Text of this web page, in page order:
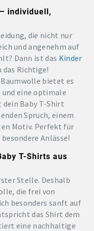
individuell,
die nicht nur
und angenehm auf
Dann ist das Kinder
das Richtige!
bietet es
eine optimale
dein Baby T-Shirt
Spruch, einem
Motiv. Perfekt für
Anlässe!
T-Shirts aus
Stelle. Deshalb
die frei von
besonders sanft auf
das Shirt dem
eine nachhaltige